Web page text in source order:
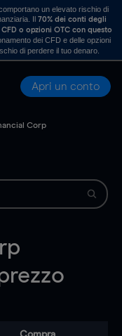
un elevato rischio di
Il70% dei conti degli
o opzioni OTC con questo
dei CFD e delle opzioni
di perdere il tuo denaro.
Apri un conto
Corp